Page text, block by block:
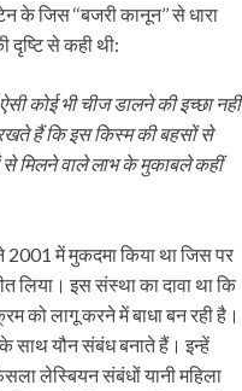
जिस ‘‘बजरी कानून’’ से धारा
दृष्टि से कही थी:
कोई भी चीज डालने की इच्छा नहीं
हैं कि इस किस्म की बहसों से
से मिलने वाले लाभ के मुकाबले कहीं
2001 में मुकदमा किया था जिस पर
इस संस्था का दावा था कि
को लागू करने में बाधा बन रही है।
साथ यौन संबंध बनाते हैं। इन्हें
लेस्बियन संबंधों यानी महिला